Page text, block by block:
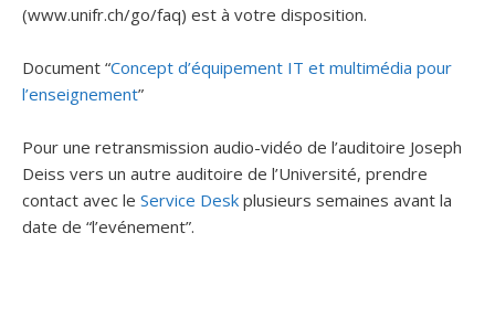
(www.unifr.ch/go/faq) est à votre disposition.
Document “Concept d’équipement IT et multimédia pour
l’enseignement”
Pour une retransmission audio-vidéo de l’auditoire Joseph
Deiss vers un autre auditoire de l’Université, prendre
contact avec le Service Desk plusieurs semaines avant la
date de “l’evénement”.